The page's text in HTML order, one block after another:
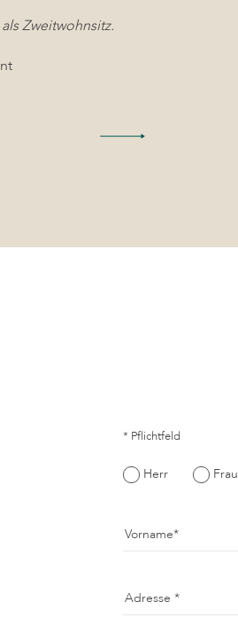
Zweitwohnsitz.
* Pflichtfeld
Herr Frau
Vorname
Adresse